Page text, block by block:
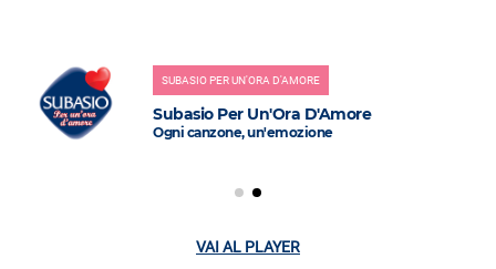
SUBASIO PER UN'ORA D'AMORE
Subasio Per Un'Ora D'Amore
Ogni canzone, un'emozione
VAI AL PLAYER